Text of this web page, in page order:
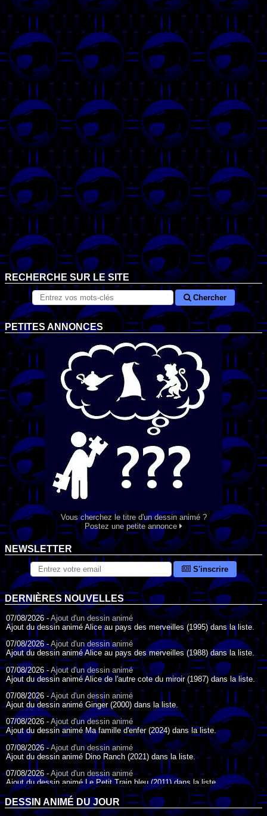
RECHERCHE SUR LE SITE
Chercher
PETITES ANNONCES
Vous cherchez le titre d'un dessin animé ?
Postez une petite annonce
NEWSLETTER
S'inscrire
DERNIÈRES NOUVELLES
07/08/2026 - Ajout d'un dessin animé
Ajout du dessin animé Alice au pays des merveilles (1995) dans la liste.
07/08/2026 -Ajout d'un dessin animé
Ajout du dessin animé Alice au pays des merveilles (1988) dans la liste.
07/08/2026 - Ajout d'un dessin animé
Ajout du dessin animé Alice de l'autre cote du miroir (1987) dans la liste.
07/08/2026 - Ajout d'un dessin animé
Ajout du dessin animé Ginger (2000) dans la liste.
07/08/2026 - Ajout d'un dessin animé
Ajout du dessin animé Ma famille d'enfer (2024) dans la liste.
07/08/2026 -Ajout d'un dessin animé
Ajout du dessin animé Dino Ranch (2021) dans la liste.
07/08/2026 -Ajout d'un dessin animé
Ajout du dessin animé Le Petit Train bleu (2011) dans la liste.
07/08/2026 - Ajout d'un dessin animé
Ajout du dessin animé Agent Spécial Oso (2009) dans la liste.
DESSIN ANIMÉ DU JOUR